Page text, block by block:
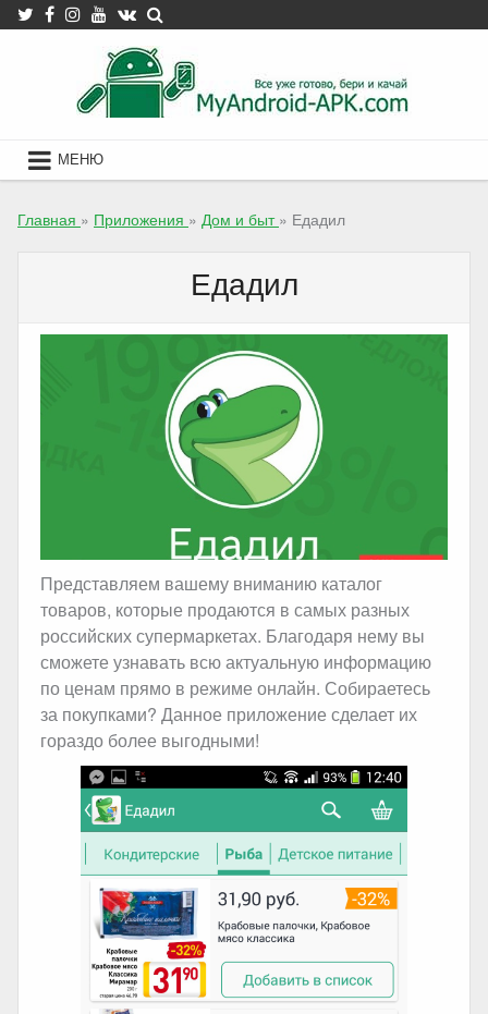
Skip
to
МЕНЮ
Главная » Приложения » Дом и быт » Едадил
Едадил
Представляем вашему вниманию каталог
товаров, которые продаются в самых разных
российских супермаркетах. Благодаря нему вы
сможете узнавать всю актуальную информацию
по ценам прямо в режиме онлайн. Собираетесь
за покупками? Данное приложение сделает их
гораздо более выгодными!